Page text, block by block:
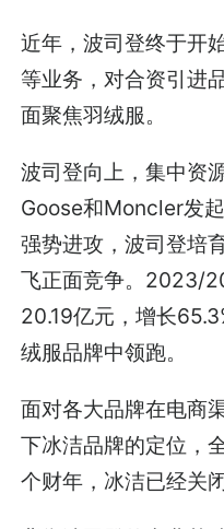
近年，波司登终于开
等业务，对合资引进
面聚焦羽绒服。
波司登向上，集中资
Goose和Moncler发
强势进攻，波司登培
飞正面竞争。2023/
20.19亿元，增长
绒服品牌中领跑。
面对各大品牌在电商
下冰洁品牌的定位，
个财年，冰洁已经关